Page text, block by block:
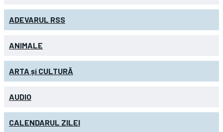
ADEVARUL RSS
ANIMALE
ARTA și CULTURĂ
AUDIO
CALENDARUL ZILEI